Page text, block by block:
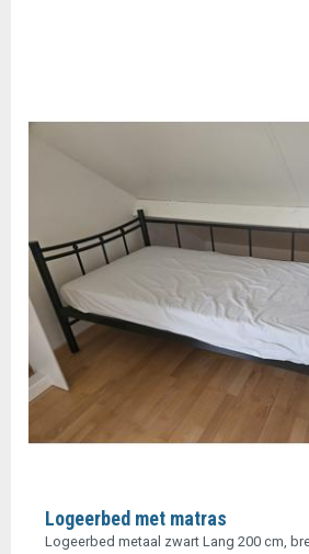
Logeerbed met matras
Logeerbed metaal zwart Lang 200 cm,